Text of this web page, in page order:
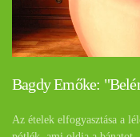
Bagdy Emőke:
Az ételek elfogyasztása a